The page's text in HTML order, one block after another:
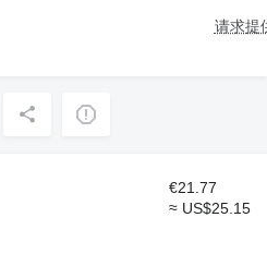
请求提
€21.77
≈ US$25.15